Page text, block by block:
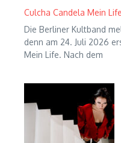
Culcha Candela Mein Life
Die Berliner Kultband
denn am 24. Juli 2026
Mein Life. Nach dem